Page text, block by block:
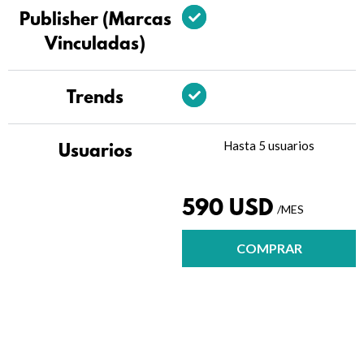
Publisher (Marcas
Vinculadas)
Trends
Usuarios Hasta 5 usuarios
590 USD /MES
COMPRAR